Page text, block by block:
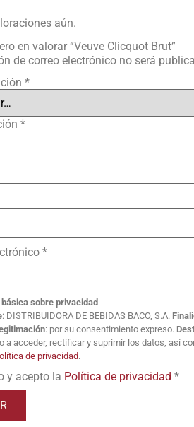
aún.
en valorar “Veuve Clicquot Brut”
de correo electrónico no será
*
*
*
sobre privacidad
: DISTRIBUIDORA DE BEBIDAS BACO, S.A.
: por su consentimiento expreso.
a acceder, rectificar y suprimir los datos, así
de privacidad.
y acepto la Política de privacidad *